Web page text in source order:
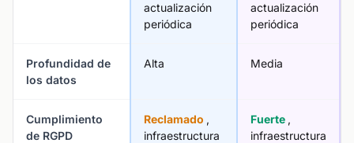
actualización
periódica
actualización
periódica
Profundidad de
los datos
Alta Media
Cumplimiento
de RGPD
Reclamado ,
infraestructura
Fuerte ,
infraestructura